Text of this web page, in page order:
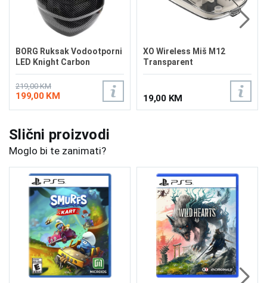
BORG Ruksak Vodootporni
LED Knight Carbon
219,00 KM
199,00 KM
XO Wireless Miš M12
Transparent
19,00 KM
Slični proizvodi
Moglo bi te zanimati?